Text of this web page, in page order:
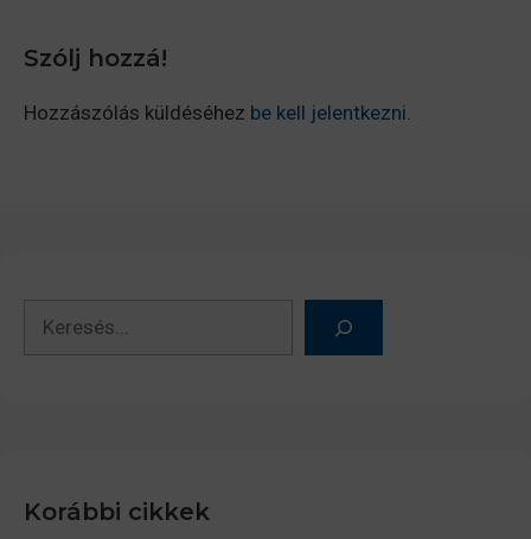
Szólj hozzá!
Hozzászólás küldéséhez be kell jelentkezni
Korábbi cikkek